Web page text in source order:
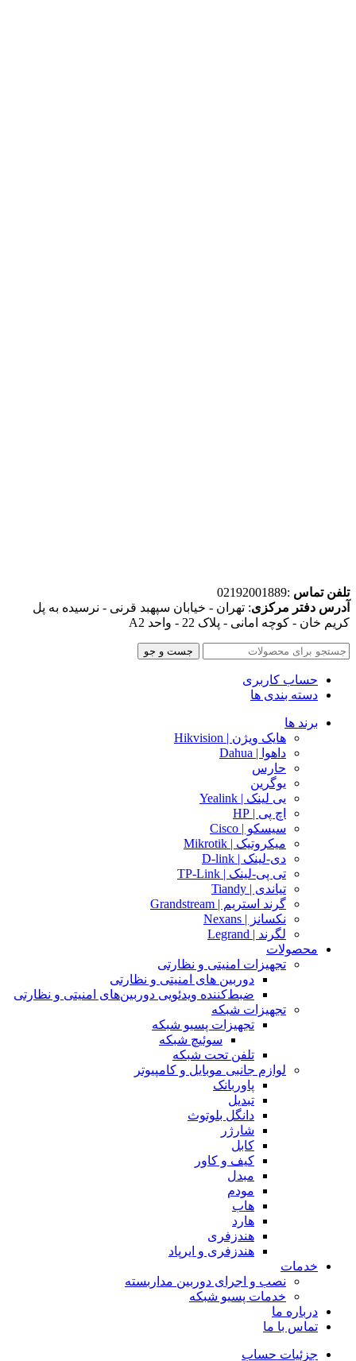
تلفن تماس :02192001889
آدرس دفتر مرکزی: تهران - خیابان سپهبد قرنی - نرسیده به پل
کریم خان - کوچه امانی - پلاک 22 - واحد A2
جست و جو
حساب کاربری
دسته بندی ها
برند ها
هایک ویژن | Hikvision
داهوا | Dahua
حارس
یوگرین
یی لینک | Yealink
اچ پی | HP
سیسکو | Cisco
میکروتیک | Mikrotik
دی-لینک | D-link
تی پی-لینک | TP-Link
تیاندی | Tiandy
گرند استریم | Grandstream
نکسانز | Nexans
لگرند | Legrand
محصولات
تجهیزات امنیتی و نظارتی
دوربین های امنیتی و نظارتی
ضبط‌کننده ویدئویی دوربین‌های امنیتی و نظارتی
تجهیزات شبکه
تجهیزات پسیو شبکه
سوئیچ‌ شبکه
تلفن تحت شبکه
لوازم جانبی موبایل و کامپیوتر
پاوربانک
تبدیل
دانگل بلوتوث
شارژر
کابل
کیف و کاور
مبدل
مودم
هاب
هارد
هندزفری
هندزفری و ایرپاد
خدمات
نصب و اجرای دوربین مداربسته
خدمات پسیو شبکه
درباره ما
تماس با ما
جزئیات حساب